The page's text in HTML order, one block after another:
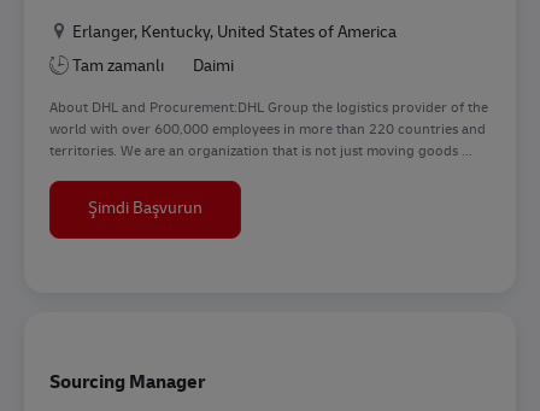
Konum
Erlanger, Kentucky, United States of America
Tam zamanlı
Daimi
About DHL and Procurement:DHL Group the logistics provider of the
world with over 600,000 employees in more than 220 countries and
territories. We are an organization that is not just moving goods ...
Şimdi Başvurun
Sourcing Manager